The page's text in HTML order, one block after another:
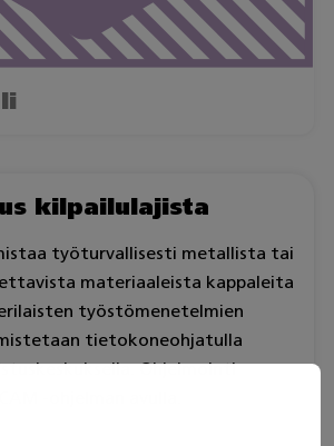
kilpailulajista
työturvallisesti metallista tai
materiaaleista kappaleita
työstömenetelmien
tietokoneohjatulla
Ohjelmointi